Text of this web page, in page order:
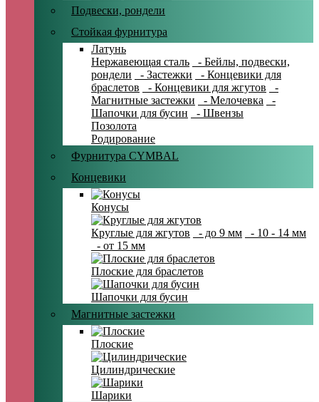
Подвески, рондели
Стойкая фурнитура
Латунь
Нержавеющая сталь
- Бейлы, подвески,
рондели
- Застежки
- Концевики для
браслетов
- Концевики для жгутов
-
Магнитные застежки
- Мелочевка
-
Шапочки для бусин
- Швензы
Позолота
Родирование
Фурнитура CYMBAL
Концевики
Конусы
Круглые для жгутов - до 9 мм
- 10 - 14 мм
- от 15 мм
Плоские для браслетов
Шапочки для бусин
Магнитные застежки
Плоские
Цилиндрические
Шарики